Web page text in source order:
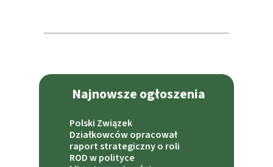
Najnowsze ogłoszenia
Polski Związek
Działkowców opracował
raport strategiczny o roli
ROD w polityce